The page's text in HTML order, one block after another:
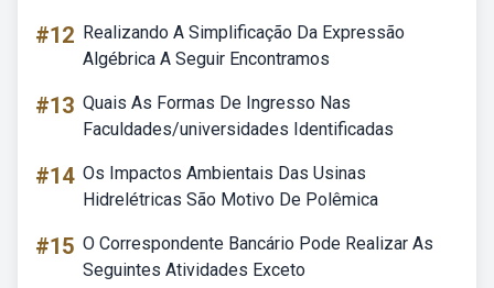
#12 Realizando A Simplificação Da Expressão
Algébrica A Seguir Encontramos
#13 Quais As Formas De Ingresso Nas
Faculdades/universidades Identificadas
#14 Os Impactos Ambientais Das Usinas
Hidrelétricas São Motivo De Polêmica
#15 O Correspondente Bancário Pode Realizar As
Seguintes Atividades Exceto